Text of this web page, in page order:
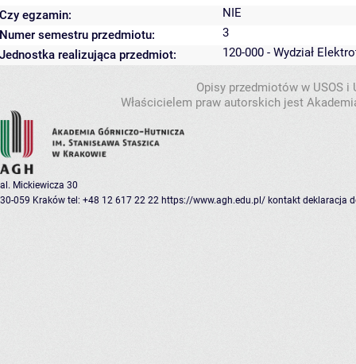
Czy egzamin:
NIE
Numer semestru przedmiotu:
3
Jednostka realizująca przedmiot:
120-000 - Wydział
Opisy przedmiotów w USOS
Właścicielem praw autorskich jest
al. Mickiewicza 30
30-059 Kraków tel: +48 12 617 22 22 https://www.agh.edu.pl/ kontakt deklaracja